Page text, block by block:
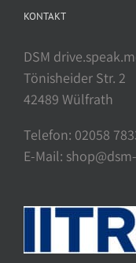
KONTAKT
DSM
Tönisheider Str. 2
42489 Wülfrath
Telefon: 02058
E-Mail: